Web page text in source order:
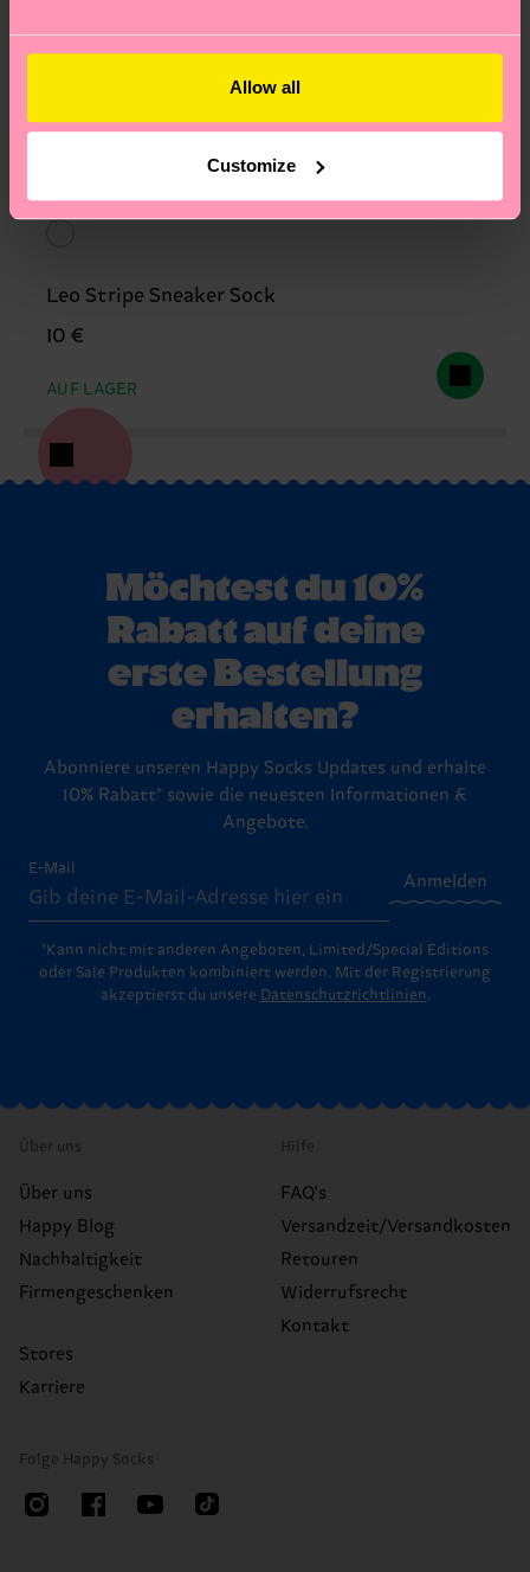
Allow all
Customize
Leo Stripe Sneaker Sock
10 €
AUF LAGER
Möchtest du 10%
Rabatt auf deine
erste Bestellung
erhalten?
Abonniere unseren Happy Socks Updates und erhalte
10% Rabatt* sowie die neuesten Informationen &
Angebote.
E-Mail
Anmelden
*Kann nicht mit anderen Angeboten, Limited/Special Editions
oder Sale Produkten kombiniert werden. Mit der Registrierung
akzeptierst du unsere Datenschutzrichtlinien.
Über uns
Über uns
Happy Blog
Nachhaltigkeit
Firmengeschenken
Stores
Karriere
Hilfe
FAQ's
Versandzeit/Versandkosten
Retouren
Widerrufsrecht
Kontakt
Folge Happy Socks